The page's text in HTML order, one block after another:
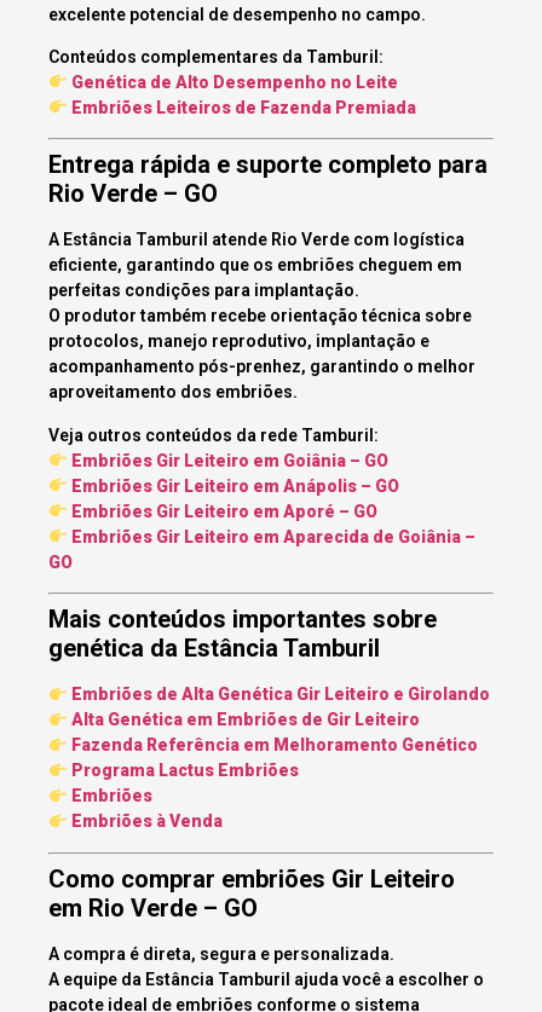
excelente potencial de desempenho no campo.
Conteúdos complementares da Tamburil:
Genética de Alto Desempenho no Leite
Embriões Leiteiros de Fazenda Premiada
Entrega rápida e suporte completo para
Rio Verde – GO
A Estância Tamburil atende Rio Verde com logística
eficiente, garantindo que os embriões cheguem em
perfeitas condições para implantação.
O produtor também recebe orientação técnica sobre
protocolos, manejo reprodutivo, implantação e
acompanhamento pós-prenhez, garantindo o melhor
aproveitamento dos embriões.
Veja outros conteúdos da rede Tamburil:
Embriões Gir Leiteiro em Goiânia – GO
Embriões Gir Leiteiro em Anápolis – GO
Embriões Gir Leiteiro em Aporé – GO
Embriões Gir Leiteiro em Aparecida de Goiânia –
GO
Mais conteúdos importantes sobre
genética da Estância Tamburil
Embriões de Alta Genética Gir Leiteiro e Girolando
Alta Genética em Embriões de Gir Leiteiro
Fazenda Referência em Melhoramento Genético
Programa Lactus Embriões
Embriões
Embriões à Venda
Como comprar embriões Gir Leiteiro
em Rio Verde – GO
A compra é direta, segura e personalizada.
A equipe da Estância Tamburil ajuda você a escolher o
pacote ideal de embriões conforme o sistema